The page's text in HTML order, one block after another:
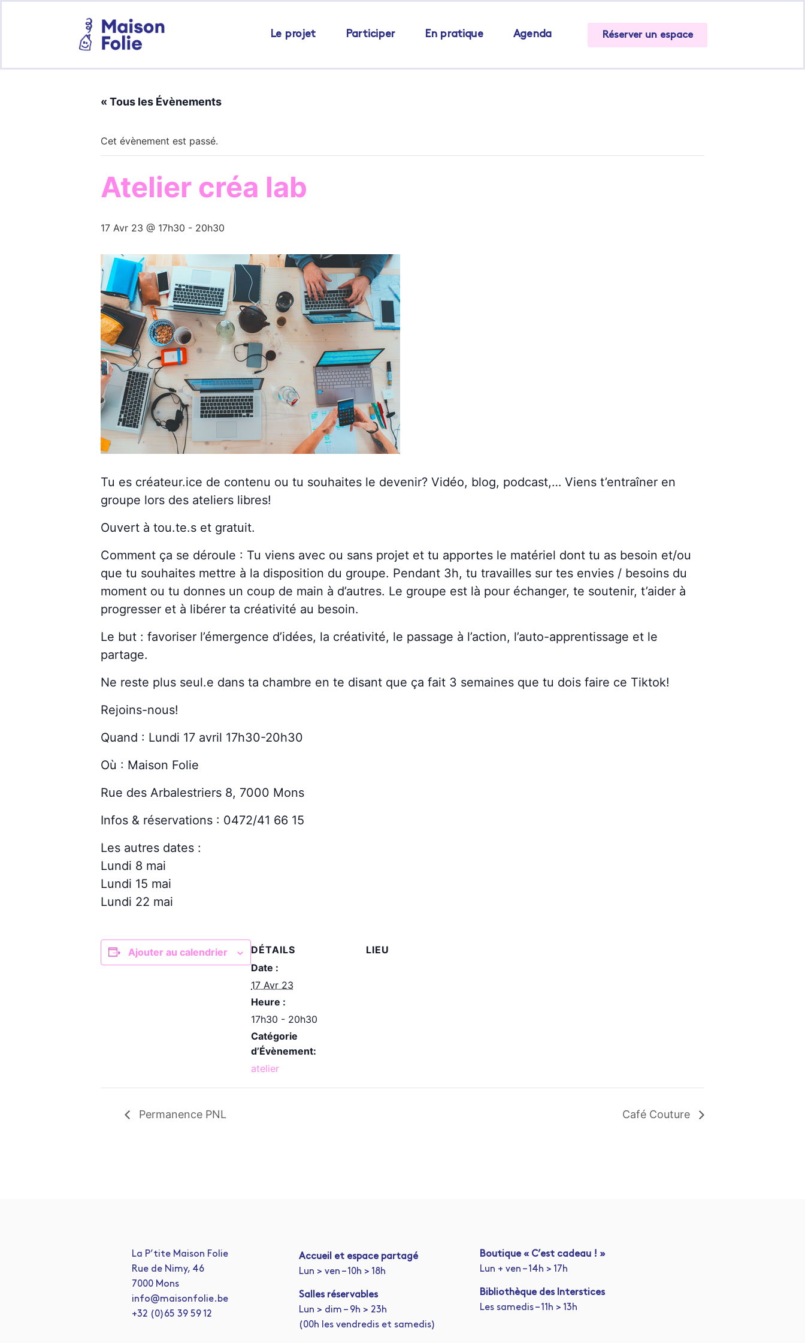
Le projet Participer En pratique Agenda Réserver un espace
« Tous les Évènements
Cet évènement est passé.
Atelier créa lab
17 Avr 23 @ 17h30 - 20h30
Tu es créateur.ice de contenu ou tu souhaites le devenir? Vidéo, blog, podcast,… Viens t’entraîner en
groupe lors des ateliers libres!
Ouvert à tou.te.s et gratuit.
Comment ça se déroule : Tu viens avec ou sans projet et tu apportes le matériel dont tu as besoin et/ou
que tu souhaites mettre à la disposition du groupe. Pendant 3h, tu travailles sur tes envies / besoins du
moment ou tu donnes un coup de main à d’autres. Le groupe est là pour échanger, te soutenir, t’aider à
progresser et à libérer ta créativité au besoin.
Le but : favoriser l’émergence d’idées, la créativité, le passage à l’action, l’auto-apprentissage et le
partage.
Ne reste plus seul.e dans ta chambre en te disant que ça fait 3 semaines que tu dois faire ce Tiktok!
Rejoins-nous!
Quand : Lundi 17 avril 17h30-20h30
Où : Maison Folie
Rue des Arbalestriers 8, 7000 Mons
Infos & réservations : 0472/41 66 15
Les autres dates :
Lundi 8 mai
Lundi 15 mai
Lundi 22 mai
Ajouter au calendrier
DÉTAILS
Date :
17 Avr 23
Heure :
17h30 - 20h30
Catégorie
d’Évènement:
atelier
LIEU
Permanence PNL Café Couture
La P’tite Maison Folie
Rue de Nimy, 46
7000 Mons
info@maisonfolie.be
+32 (0)65 39 59 12
Accueil et espace partagé
Lun > ven – 10h > 18h
Salles réservables
Lun > dim – 9h > 23h
(00h les vendredis et samedis)
Boutique « C’est cadeau ! »
Lun + ven – 14h > 17h
Bibliothèque des Interstices
Les samedis – 11h > 13h